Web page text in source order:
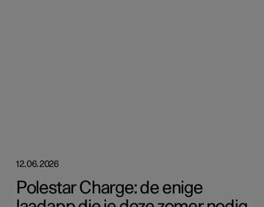
12.06.2026
Polestar Charge: de enige